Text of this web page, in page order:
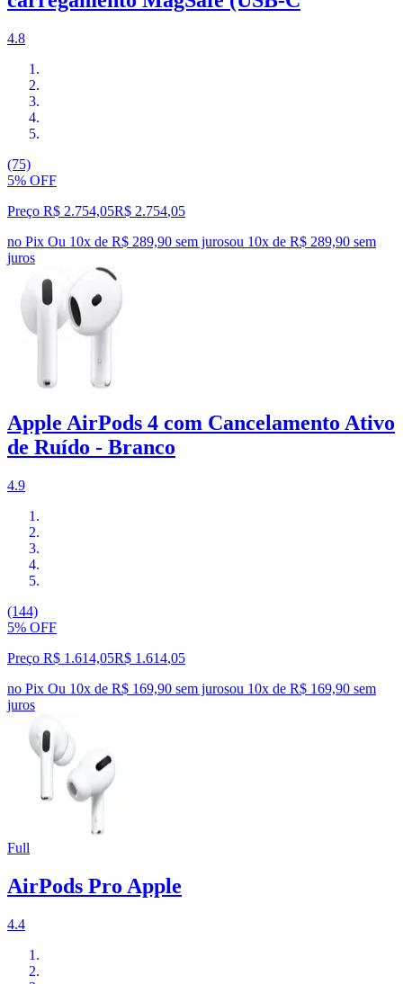
4.8
(75)
5% OFF
Preço R$ 2.754,05R$ 2.754,05
no Pix Ou 10x de R$ 289,90 sem jurosou 10x de R$ 289,90 sem
juros
Apple AirPods 4 com Cancelamento Ativo
de Ruído - Branco
4.9
(144)
5% OFF
Preço R$ 1.614,05R$ 1.614,05
no Pix Ou 10x de R$ 169,90 sem jurosou 10x de R$ 169,90 sem
juros
Full
AirPods Pro Apple
4.4